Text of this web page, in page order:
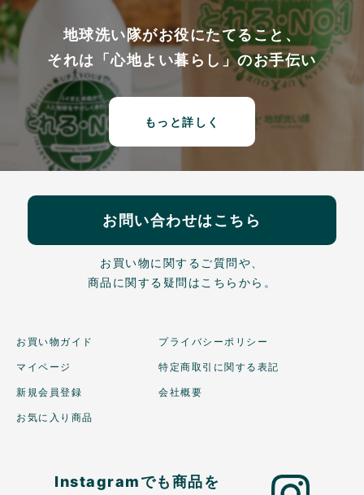
地球洗い隊がお役にたてること、
それは「心地よい暮らし」のお手伝い
もっと詳しく
お問い合わせはこちら
お買い物に関するご質問や、
商品に関する疑問はこちらから。
お買い物ガイド
マイページ
新規会員登録
お気に入り商品
プライバシーポリシー
特定商取引に関する表記
会社概要
Instagramでも商品を